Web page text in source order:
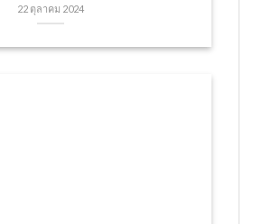
22 ตุลาคม 2024